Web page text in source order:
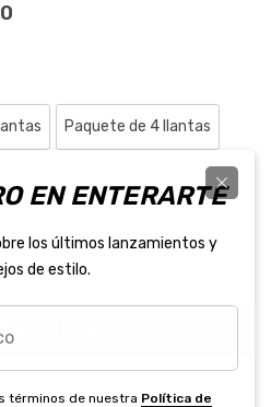
Paquete de 4 llantas
AHORA
EN ENTERARTE
los últimos lanzamientos y
de estilo.
términos de nuestra Política de